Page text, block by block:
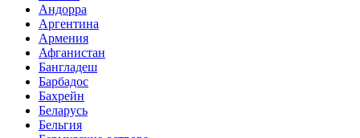
Андорра
Аргентина
Армения
Афганистан
Бангладеш
Барбадос
Бахрейн
Беларусь
Бельгия